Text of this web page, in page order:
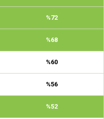
%72
%68
%60
%56
%52